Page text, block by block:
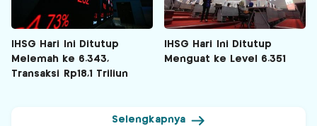
IHSG Hari Ini Ditutup
Melemah ke 6.343,
Transaksi Rp18,1 Triliun
IHSG Hari Ini Ditutup
Menguat ke Level 6.351
Selengkapnya